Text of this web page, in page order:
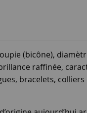
(bicône),
raffinée,
bracelets,